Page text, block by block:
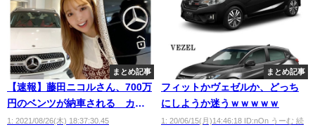
まとめ記事
【速報】藤田ニコルさん、700万
円のベンツが納車される カギ
がデカすぎると話題に
1: 2021/08/26(木) 18:37:30.45
まとめ記事
フィットかヴェゼルか、どっち
にしようか迷うｗｗｗｗｗ
1: 20/06/15(月)14:46:18 ID:nOn うーむ 続